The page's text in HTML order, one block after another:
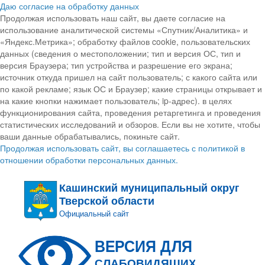
Даю согласие на обработку данных
Продолжая использовать наш сайт, вы даете согласие на
использование аналитической системы «Спутник/Аналитика» и
«Яндекс.Метрика»; обработку файлов cookie, пользовательских
данных (сведения о местоположении; тип и версия ОС, тип и
версия Браузера; тип устройства и разрешение его экрана;
источник откуда пришел на сайт пользователь; с какого сайта или
по какой рекламе; язык ОС и Браузер; какие страницы открывает и
на какие кнопки нажимает пользователь; ip-адрес). в целях
функционирования сайта, проведения ретаргетинга и проведения
статистических исследований и обзоров. Если вы не хотите, чтобы
ваши данные обрабатывались, покиньте сайт.
Продолжая использовать сайт, вы соглашаетесь с политикой в
отношении обработки персональных данных.